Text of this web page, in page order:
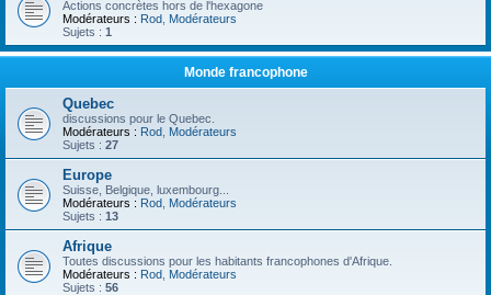
Actions concrètes hors de l'hexagone
Modérateurs : Rod Modérateurs
Sujets : 1
Monde francophone
Quebec
discussions pour le Quebec.
Modérateurs : Rod Modérateurs
Sujets : 27
Europe
Suisse, Belgique, luxembourg...
Modérateurs : Rod Modérateurs
Sujets : 13
Afrique
Toutes discussions pour les habitants francophones d'Afrique.
Modérateurs : Rod Modérateurs
Sujets : 56